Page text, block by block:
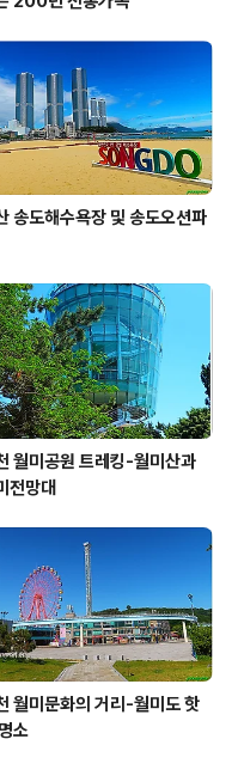
송도해수욕장 및 송도오션파
월미공원 트레킹-월미산과
전망대
월미문화의 거리-월미도 핫
소